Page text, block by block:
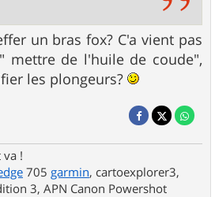
un bras fox? C'a vient pas
mettre de l'huile de coude",
les plongeurs?
!
705 garmin, cartoexplorer3,
3, APN Canon Powershot